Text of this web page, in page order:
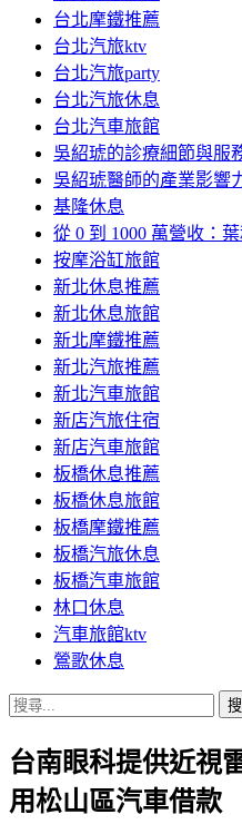
台北摩鐵推薦
台北汽旅ktv
台北汽旅party
台北汽旅休息
台北汽車旅館
吳紹琥的診療細節與服
吳紹琥醫師的產業影響
基隆休息
從 0 到 1000 萬營收：
按摩浴缸旅館
新北休息推薦
新北休息旅館
新北摩鐵推薦
新北汽旅推薦
新北汽車旅館
新店汽旅住宿
新店汽車旅館
板橋休息推薦
板橋休息旅館
板橋摩鐵推薦
板橋汽旅休息
板橋汽車旅館
林口休息
汽車旅館ktv
鶯歌休息
搜
關
鍵
字:
台南眼科提供近視
用松山區汽車借款